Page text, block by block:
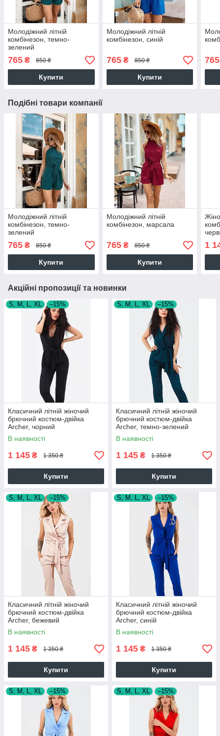
Молодіжний літній
комбінезон, темно-
зелений
765 ₴ 850 ₴
Купити
Молодіжний літній
комбінезон, синій
765₴ 850 ₴
Купити
765
Подібні товари компанії
Молодіжний літній
комбінезон, темно-
зелений
765 ₴ 850 ₴
Купити
Молодіжний літній
комбінезон, марсала
765₴ 850 ₴
Купити
1
Акційні пропозиції та новинки
S, M, L, XL –15%
Класичний літній жіночий
брючний костюм-двійка
Archer, чорний
В наявності
1 145 ₴ 1 350 ₴
Купити
S, M, L, XL –15%
Класичний літній жіночий
брючний костюм-двійка
Archer, темно-зелений
В наявності
1 145 ₴ 1 350 ₴
Купити
S, M, L, XL –15%
Класичний літній жіночий
брючний костюм-двійка
Archer, бежевий
В наявності
1 145 ₴ 1 350 ₴
Купити
S, M, L, XL –15%
Класичний літній жіночий
брючний костюм-двійка
Archer, синій
В наявності
1 145 ₴ 1 350 ₴
Купити
S, M, L, XL –15% S, M, L, XL –15%